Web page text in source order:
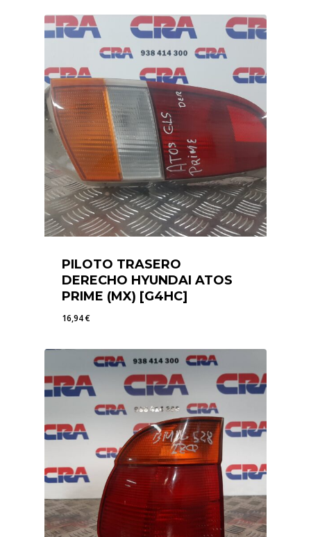
PILOTO TRASERO
DERECHO HYUNDAI ATOS
PRIME (MX) [G4HC]
16,94€